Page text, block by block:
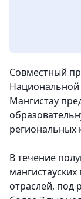
Совместный
Мангистау
региональных
В течение
отраслей, под